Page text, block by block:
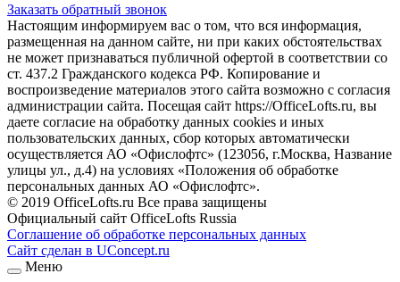
Заказать обратный звонок
Настоящим информируем вас о том, что вся информация,
размещенная на данном сайте, ни при каких обстоятельствах
не может признаваться публичной офертой в соответствии со
ст. 437.2 Гражданского кодекса РФ. Копирование и
воспроизведение материалов этого сайта возможно с согласия
администрации сайта. Посещая сайт https://OfficeLofts.ru, вы
даете согласие на обработку данных cookies и иных
пользовательских данных, сбор которых автоматически
осуществляется АО «Офислофтс» (123056, г.Москва, Название
улицы ул., д.4) на условиях «Положения об обработке
персональных данных АО «Офислофтс».
© 2019 OfficeLofts.ru Все права защищены
Официальный сайт OfficeLofts Russia
Соглашение об обработке персональных данных
Сайт сделан в UConcept.ru
Меню